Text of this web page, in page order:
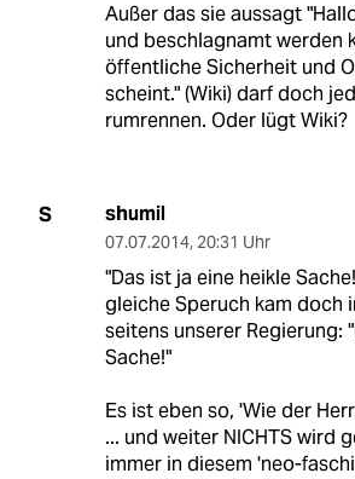
Außer das sie aussagt
und beschlagnamt werden
öffentliche Sicherheit und
scheint." (Wiki) darf doch
rumrennen. Oder lügt Wiki?
S shumil
07.07.2014, 20:31 Uhr
"Das ist ja eine heikle
gleiche Speruch kam doch
seitens unserer Regierung:
Sache!"
Es ist eben so, 'Wie der
... und weiter NICHTS wird
immer in diesem 'neo-